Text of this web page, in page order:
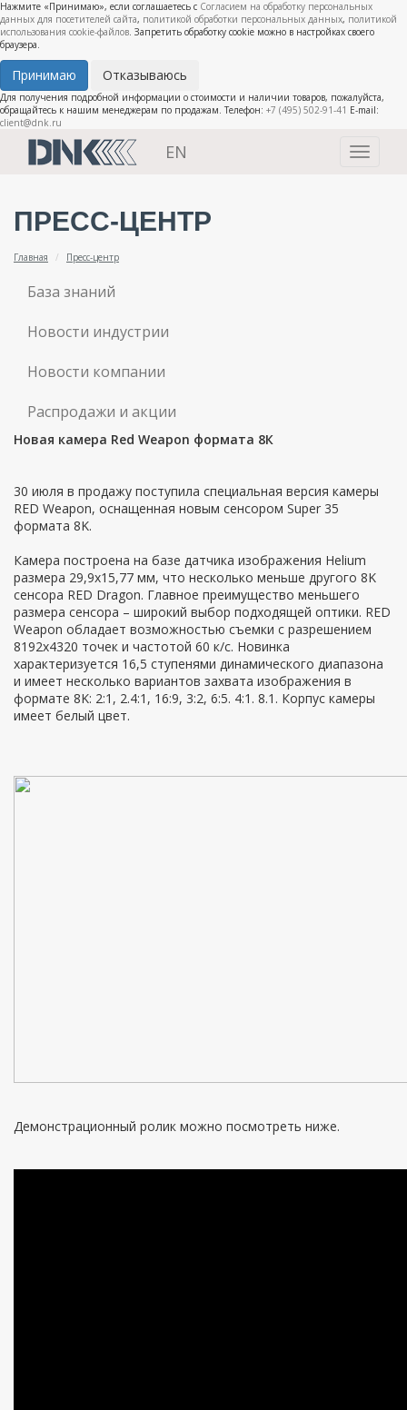
Нажмите «Принимаю», если соглашаетесь с Согласием на обработку персональных
данных для посетителей сайта, политикой обработки персональных данных, политикой
использования cookie-файлов. Запретить обработку cookie можно в настройках своего
браузера.
Принимаю Отказываюсь
Для получения подробной информации о стоимости и наличии товаров, пожалуйста,
обращайтесь к нашим менеджерам по продажам. Телефон: +7 (495) 502-91-41 E-mail:
client@dnk.ru
Toggle
EN
ПРЕСС-ЦЕНТР
Главная Пресс-центр
База знаний
Новости индустрии
Новости компании
Распродажи и акции
Новая камера Red Weapon формата 8К
30 июля в продажу поступила специальная версия камеры
RED Weapon, оснащенная новым сенсором Super 35
формата 8K.
Камера построена на базе датчика изображения Helium
размера 29,9х15,77 мм, что несколько меньше другого 8K
сенсора RED Dragon. Главное преимущество меньшего
размера сенсора – широкий выбор подходящей оптики. RED
Weapon обладает возможностью съемки с разрешением
8192х4320 точек и частотой 60 к/с. Новинка
характеризуется 16,5 ступенями динамического диапазона
и имеет несколько вариантов захвата изображения в
формате 8K: 2:1, 2.4:1, 16:9, 3:2, 6:5. 4:1. 8.1. Корпус камеры
имеет белый цвет.
Демонстрационный ролик можно посмотреть ниже.